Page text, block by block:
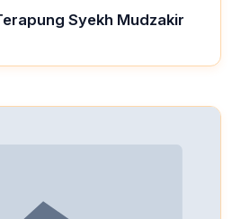
Syekh Mudzakir